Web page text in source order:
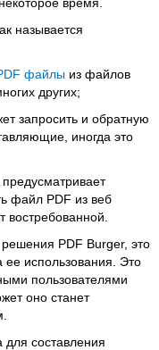
называется
файлы из файлов
других;
запросить и обратную
иногда это
файл PDF из веб
востребованной.
PDF Burger, это
ее использования. Это
пользователями
оно станет
для составления